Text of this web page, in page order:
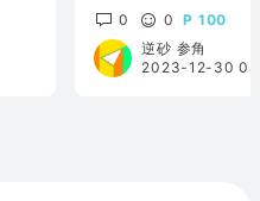
0 0
100
逆砂 参角
2023-12-30